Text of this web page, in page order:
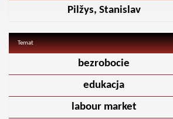
Pilžys, Stanislav
Temat
bezrobocie
edukacja
labour market